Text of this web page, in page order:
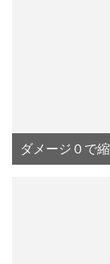
ダメージ０で